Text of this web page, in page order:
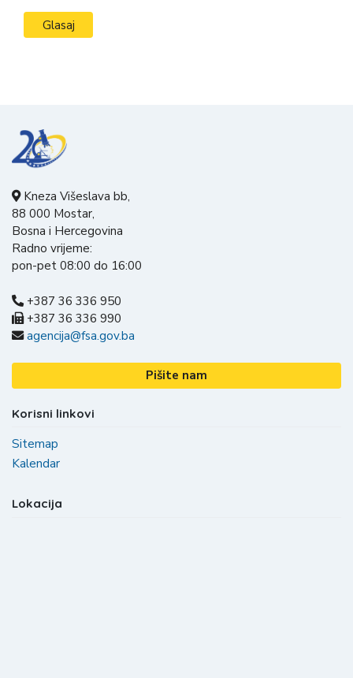
Kneza Višeslava bb,
88 000 Mostar,
Bosna i Hercegovina
Radno vrijeme:
pon-pet 08:00 do 16:00
+387 36 336 950
+387 36 336 990
agencija@fsa.gov.ba
Pišite nam
Korisni linkovi
Sitemap
Kalendar
Lokacija